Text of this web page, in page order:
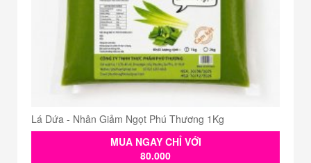
Lá Dứa - Nhân Giảm Ngọt Phú Thương 1Kg
MUA NGAY CHỈ VỚI
80.000